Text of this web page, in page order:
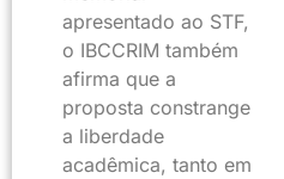
apresentado ao STF,
o IBCCRIM também
afirma que a
proposta constrange
a liberdade
acadêmica, tanto em